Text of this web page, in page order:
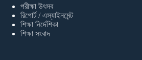
পরীক্ষা উৎসব
রিপোর্ট / এস্যাইনমেন্ট
শিক্ষা নির্দেশিকা
শিক্ষা সংবাদ